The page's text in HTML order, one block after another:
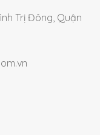
Trị Đông, Quận